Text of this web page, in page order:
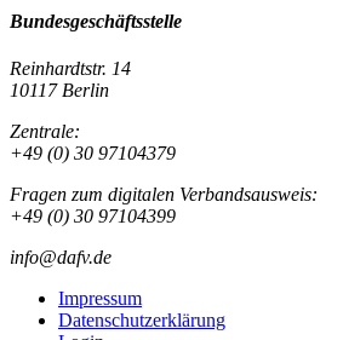
Bundesgeschäftsstelle
Reinhardtstr. 14
10117 Berlin
Zentrale:
+49 (0) 30 97104379
Fragen zum digitalen Verbandsausweis:
+49 (0) 30 97104399
info@dafv.de
Impressum
Datenschutzerklärung